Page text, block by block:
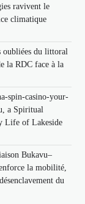
ravivent le
climatique
oubliées du littoral
la RDC face à la
spin-casino-your-
a Spiritual
Life of Lakeside
Bukavu–
la mobilité,
du